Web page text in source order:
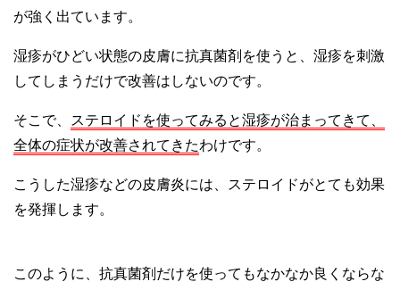
が強く出ています。
湿疹がひどい状態の皮膚に抗真菌剤を使うと、湿疹を刺激
してしまうだけで改善はしないのです。
そこで、
ステロイドを使ってみると湿疹が治まってきて、
全体の症状が改善されてきたわけです。
こうした湿疹などの皮膚炎には、ステロイドがとても効果
を発揮します。
このように、抗真菌剤だけを使ってもなかなか良くならな